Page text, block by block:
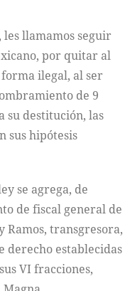
llamamos seguir
por quitar al
ilegal, al ser
de 9
su destitución, las
sus hipótesis
se agrega, de
de fiscal general de
Ramos, transgresora,
derecho establecidas
VI fracciones,